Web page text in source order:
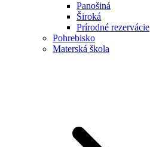
Panošiná
Široká
Prírodné rezervácie
Pohrebisko
Materská škola